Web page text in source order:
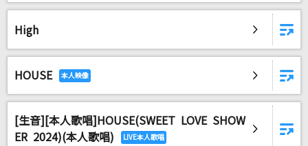
High
HOUSE
[生音][本人歌唱]HOUSE(SWEET LOVE SHOW
ER 2024)(本人歌唱)